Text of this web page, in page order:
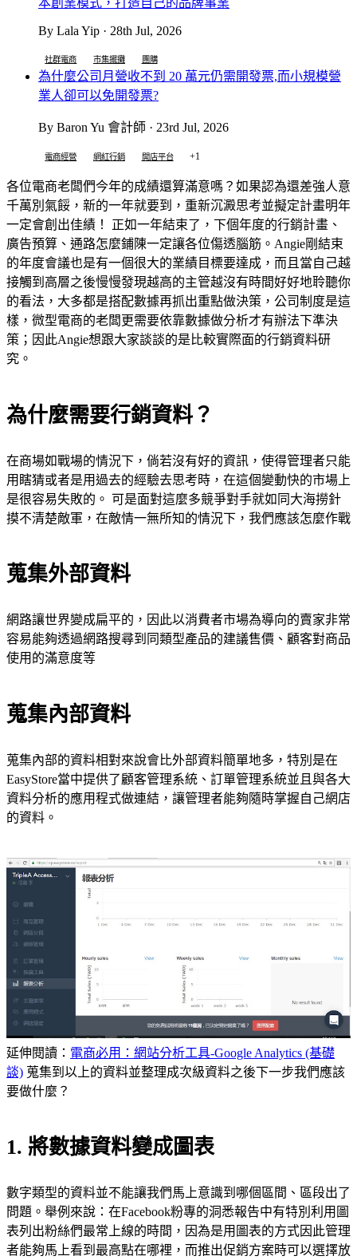
By Lala Yip · 28th Jul, 2026
社群電商 市集擺攤 團購
為什麼公司月營收不到 20 萬元仍需開發票,而小規模營
業人卻可以免開發票?
By Baron Yu 會計師 · 23rd Jul, 2026
電商經營 網紅行銷 開店平台 +1
各位電商老闆們今年的成績還算滿意嗎？如果認為還差強人意
千萬別氣餒，新的一年就要到，重新沉澱思考並擬定計畫明年
一定會創出佳績！ 正如一年結束了，下個年度的行銷計畫、
廣告預算、通路怎麼鋪陳一定讓各位傷透腦筋。Angie剛結束
的年度會議也是有一個很大的業績目標要達成，而且當自己越
接觸到高層之後慢慢發現越高的主管越沒有時間好好地聆聽你
的看法，大多都是搭配數據再抓出重點做決策，公司制度是這
樣，微型電商的老闆更需要依靠數據做分析才有辦法下準決
策；因此Angie想跟大家談談的是比較實際面的行銷資料研
究。
為什麼需要行銷資料？
在商場如戰場的情況下，倘若沒有好的資訊，使得管理者只能
用瞎猜或者是用過去的經驗去思考時，在這個變動快的市場上
是很容易失敗的。 可是面對這麼多競爭對手就如同大海撈針
摸不清楚敵軍，在敵情一無所知的情況下，我們應該怎麼作戰
蒐集外部資料
網路讓世界變成扁平的，因此以消費者市場為導向的賣家非常
容易能夠透過網路搜尋到同類型產品的建議售價、顧客對商品
使用的滿意度等
蒐集內部資料
蒐集內部的資料相對來說會比外部資料簡單地多，特別是在
EasyStore當中提供了顧客管理系統、訂單管理系統並且與各大
資料分析的應用程式做連結，讓管理者能夠隨時掌握自己網店
的資料。
延伸閱讀： 電商必用：網站分析工具-Google Analytics (基礎
談) 蒐集到以上的資料並整理成次級資料之後下一步我們應該
要做什麼？
1. 將數據資料變成圖表
數字類型的資料並不能讓我們馬上意識到哪個區間、區段出了
問題。舉例來說：在Facebook粉專的洞悉報告中有特別利用圖
表列出粉絲們最常上線的時間，因為是用圖表的方式因此管理
者能夠馬上看到最高點在哪裡，而推出促銷方案時可以選擇放